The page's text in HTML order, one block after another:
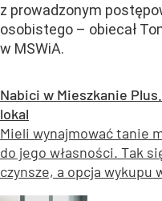
z prowadzonym
osobistego – obiecał
w MSWiA.
Nabici w Mieszkanie
lokal
Mieli wynajmować tanie
do jego własności. Tak
czynsze, a opcja